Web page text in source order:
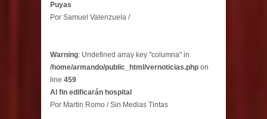
Puyas
Por Samuel Valenzuela /
Warning: Undefined array key "columna" in
/home/armando/public_html/vernoticias.php on
line 459
Al fin edificarán hospital
Por Martin Romo / Sin Medias Tintas